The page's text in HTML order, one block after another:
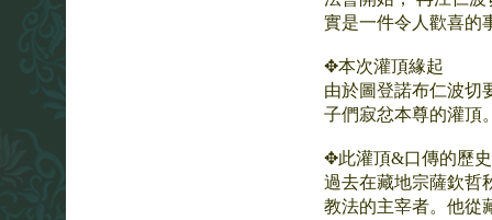
實是一件令人歡喜的
✥本次灌頂緣起
由於圖登諾布仁波切
子們寂忿本尊的灌頂
✥此灌頂&口傳的歷
過去在藏地宗薩欽
教法的主宰者。他從